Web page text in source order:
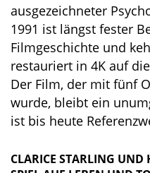
ausgezeichneter
1991 ist längst fester
Filmgeschichte und
restauriert in 4K auf
Der Film, der mit fünf
wurde, bleibt ein
ist bis heute
CLARICE STARLING UND